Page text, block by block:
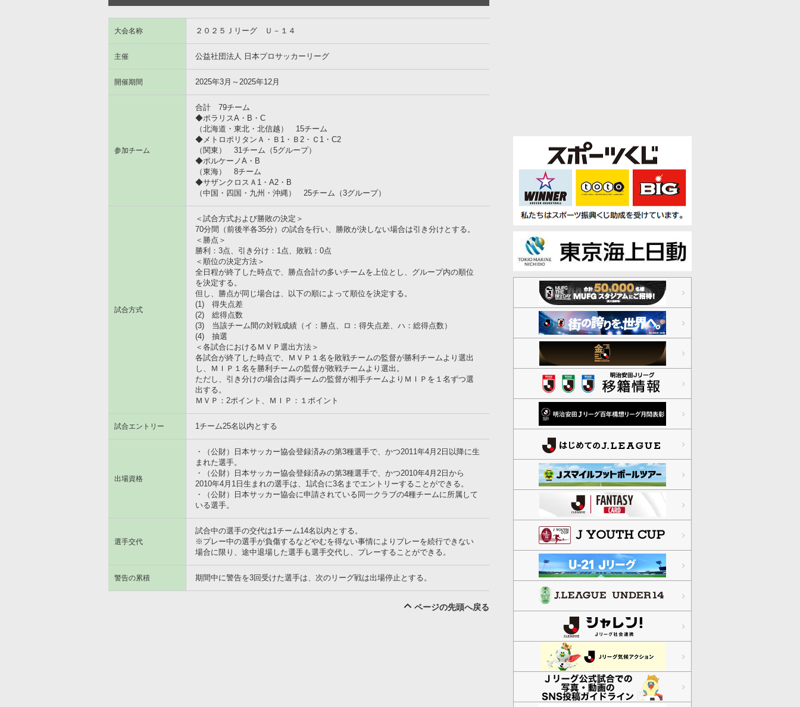
大会名称 ２０２５Ｊリーグ Ｕ－１４
主催 公益社団法人 日本プロサッカーリーグ
開催期間 2025年3月～2025年12月
参加チーム
合計 79チーム
◆ポラリスA・B・C
（北海道・東北・北信越） 15チーム
◆メトロポリタンＡ・Ｂ1・Ｂ2・Ｃ1・C2
（関東） 31チーム（5グループ）
◆ボルケーノA・B
（東海） 8チーム
◆サザンクロスＡ1・A2・B
（中国・四国・九州・沖縄） 25チーム（3グループ）
試合方式
＜試合方式および勝敗の決定＞
70分間（前後半各35分）の試合を行い、勝敗が決しない場合は引き分けとする。
＜勝点＞
勝利：3点、引き分け：1点、敗戦：0点
＜順位の決定方法＞
全日程が終了した時点で、勝点合計の多いチームを上位とし、グループ内の順位
を決定する。
但し、勝点が同じ場合は、以下の順によって順位を決定する。
(1) 得失点差
(2) 総得点数
(3) 当該チーム間の対戦成績（イ：勝点、ロ：得失点差、ハ：総得点数）
(4) 抽選
＜各試合におけるＭＶＰ選出方法＞
各試合が終了した時点で、ＭＶＰ１名を敗戦チームの監督が勝利チームより選出
し、ＭＩＰ１名を勝利チームの監督が敗戦チームより選出。
ただし、引き分けの場合は両チームの監督が相手チームよりＭＩＰを１名ずつ選
出する。
ＭＶＰ：2ポイント、ＭＩＰ：１ポイント
試合エントリー 1チーム25名以内とする
出場資格
・（公財）日本サッカー協会登録済みの第3種選手で、かつ2011年4月2日以降に生
まれた選手。
・（公財）日本サッカー協会登録済みの第3種選手で、かつ2010年4月2日から
2010年4月1日生まれの選手は、1試合に3名までエントリーすることができる。
・（公財）日本サッカー協会に申請されている同一クラブの4種チームに所属して
いる選手。
選手交代
試合中の選手の交代は1チーム14名以内とする。
※プレー中の選手が負傷するなどやむを得ない事情によりプレーを続行できない
場合に限り、途中退場した選手も選手交代し、プレーすることができる。
警告の累積 期間中に警告を3回受けた選手は、次のリーグ戦は出場停止とする。
ページの先頭へ戻る